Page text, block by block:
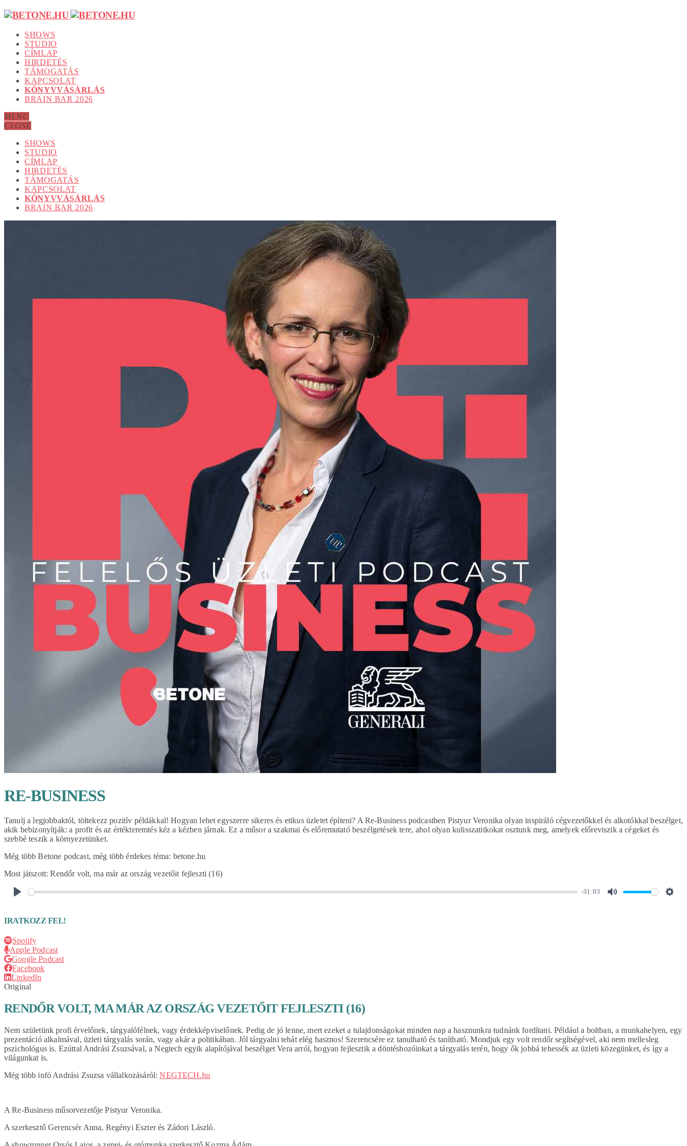
SHOWS
STUDIO
CÍMLAP
HIRDETÉS
TÁMOGATÁS
KAPCSOLAT
KÖNYVVÁSÁRLÁS
BRAIN BAR 2026
MENU
CLOSE
SHOWS
STUDIO
CÍMLAP
HIRDETÉS
TÁMOGATÁS
KAPCSOLAT
KÖNYVVÁSÁRLÁS
BRAIN BAR 2026
RE-BUSINESS
Tanulj a legjobbaktól, töltekezz pozitív példákkal! Hogyan lehet egyszerre sikeres és etikus üzletet építeni? A Re-Business podcastben Pistyur Veronika olyan inspiráló cégvezetőkkel és alkotókkal beszélget,
akik bebizonyítják: a profit és az értékteremtés kéz a kézben járnak. Ez a műsor a szakmai és előremutató beszélgetések tere, ahol olyan kulisszatitkokat osztunk meg, amelyek előreviszik a cégeket és
szebbé teszik a környezetünket.
Még több Betone podcast, még több érdekes téma: betone.hu
Most játszott:Rendőr volt, ma már az ország vezetőit fejleszti (16)
-31:03
IRATKOZZ FEL!
Spotify
Apple Podcast
Google Podcast
Facebook
LinkedIn
Original
RENDŐR VOLT, MA MÁR AZ ORSZÁG VEZETŐIT FEJLESZTI (16)
Nem születünk profi érvelőnek, tárgyalófélnek, vagy érdekképviselőnek. Pedig de jó lenne, mert ezeket a tulajdonságokat minden nap a hasznunkra tudnánk fordítani. Például a boltban, a munkahelyen, egy
prezentáció alkalmával, üzleti tárgyalás során, vagy akár a politikában. Jól tárgyalni tehát elég hasznos! Szerencsére ez tanulható és tanítható. Mondjuk egy volt rendőr segítségével, aki nem mellesleg
pszichológus is. Ezúttal Andrási Zsuzsával, a Negtech egyik alapítójával beszélget Vera arról, hogyan fejlesztik a döntéshozóinkat a tárgyalás terén, hogy ők jobbá tehessék az üzleti közegünket, és így a
világunkat is.
Még több infó Andrási Zsuzsa vállalkozásáról:NEGTECH.hu
A Re-Business műsorvezetője Pistyur Veronika.
A szerkesztő Gerencsér Anna, Regényi Eszter és Zádori László.